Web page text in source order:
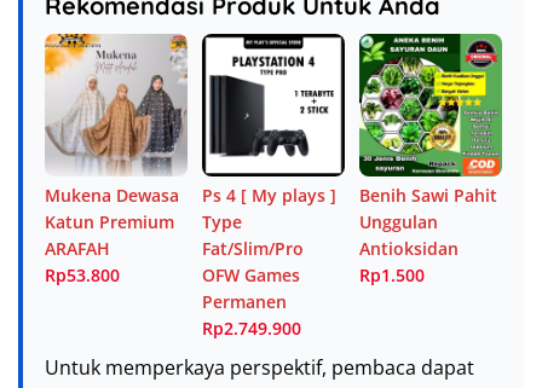
Mukena Dewasa
Katun Premium
ARAFAH
Rp53.800
Ps 4 [ My plays ]
Type
Fat/Slim/Pro
OFW Games
Permanen
Rp2.749.900
Benih Sawi Pahit
Unggulan
Antioksidan
Rp1.500
Untuk memperkaya perspektif, pembaca dapat